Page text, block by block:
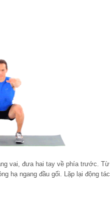
vai, đưa hai tay về phía trước. Từ
hạ ngang đầu gối. Lặp lại động tác